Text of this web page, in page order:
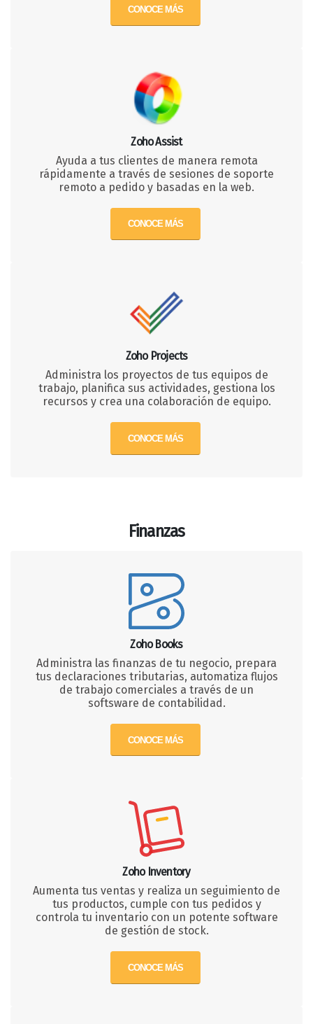
CONOCE MÁS
Zoho Assist
Ayuda a tus clientes de manera remota
rápidamente a través de sesiones de soporte
remoto a pedido y basadas en la web.
CONOCE MÁS
Zoho Projects
Administra los proyectos de tus equipos de
trabajo, planifica sus actividades, gestiona los
recursos y crea una colaboración de equipo.
CONOCE MÁS
Finanzas
Zoho Books
Administra las finanzas de tu negocio, prepara
tus declaraciones tributarias, automatiza flujos
de trabajo comerciales a través de un
softsware de contabilidad.
CONOCE MÁS
Zoho Inventory
Aumenta tus ventas y realiza un seguimiento de
tus productos, cumple con tus pedidos y
controla tu inventario con un potente software
de gestión de stock.
CONOCE MÁS